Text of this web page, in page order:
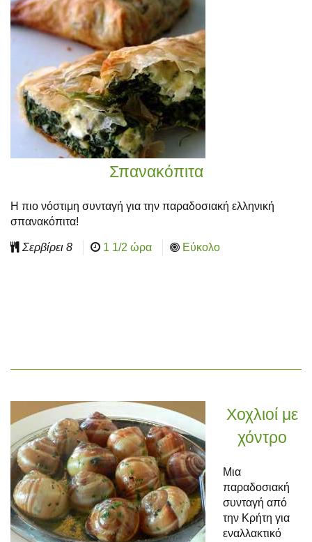
Σπανακόπιτα
Η πιο νόστιμη συνταγή για την παραδοσιακή ελληνική
σπανακόπιτα!
Σερβίρει 8 1 1/2 ώρα Εύκολο
Χοχλιοί με
χόντρο
Μια
παραδοσιακή
συνταγή από
την Κρήτη για
εναλλακτικό